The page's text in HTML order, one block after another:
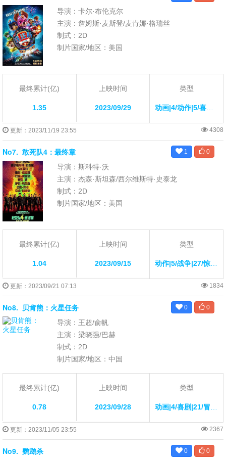
导演：卡尔·布伦克尔
主演：詹姆斯·麦斯登/麦肯娜·格瑞丝
制式：2D
制片国家/地区：美国
最终累计(亿)
1.35
上映时间
2023/09/29
类型
更新：2023/11/19 23:55 4308
No7. 敢死队4：最终章 1 0
导演：斯科特·沃
主演：杰森·斯坦森/西尔维斯特·史泰龙
制式：2D
制片国家/地区：美国
最终累计(亿)
1.04
上映时间
2023/09/15
类型
更新：2023/09/21 07:13 1834
No8. 贝肯熊：火星任务 0 0
导演：王超/俞帆
主演：梁晓强/巴赫
制式：2D
制片国家/地区：中国
最终累计(亿)
0.78
上映时间
2023/09/28
类型
更新：2023/11/05 23:55 2367
No9. 鹦鹉杀 0 0